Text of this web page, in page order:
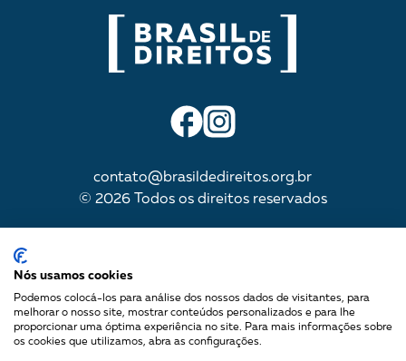
contato@brasildedireitos.org.br
© 2026 Todos os direitos reservados
Mapa do site
Nós usamos cookies
Podemos colocá-los para análise dos nossos dados de visitantes, para
melhorar o nosso site, mostrar conteúdos personalizados e para lhe
proporcionar uma óptima experiência no site. Para mais informações sobre
os cookies que utilizamos, abra as configurações.